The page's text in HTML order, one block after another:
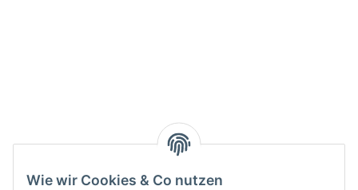
Wie wir Cookies & Co nutzen